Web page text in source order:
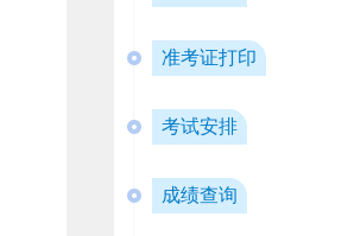
准考证打印
考试安排
成绩查询